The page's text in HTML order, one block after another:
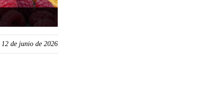
12 de junio de 2026